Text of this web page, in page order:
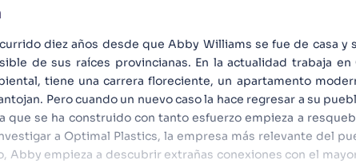
diez años desde que Abby Williams se fue de casa y
de sus raíces provincianas. En la actualidad trabaja en
tiene una carrera floreciente, un apartamento
Pero cuando un nuevo caso la hace regresar a su
que se ha construido con tanto esfuerzo empieza a
a Optimal Plastics, la empresa más relevante del
Abby empieza a descubrir extrañas conexiones con el